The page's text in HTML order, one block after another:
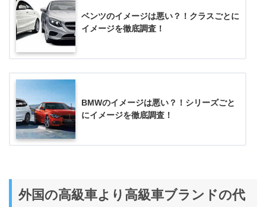
ベンツのイメージは悪い？！クラスごとに
イメージを徹底調査！
BMWのイメージは悪い？！シリーズごと
にイメージを徹底調査！
外国の高級車より高級車ブランドの代